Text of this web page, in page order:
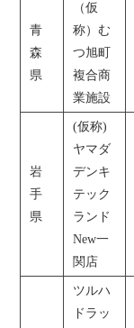
青
森
県
（仮
称）む
つ旭町
複合商
業施設
岩
手
県
(仮称)
ヤマダ
デンキ
テック
ランド
New一
関店
ツルハ
ドラッ